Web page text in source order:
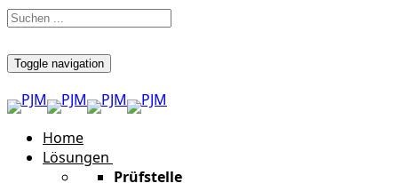
Toggle navigation
Home
Lösungen
Prüfstelle